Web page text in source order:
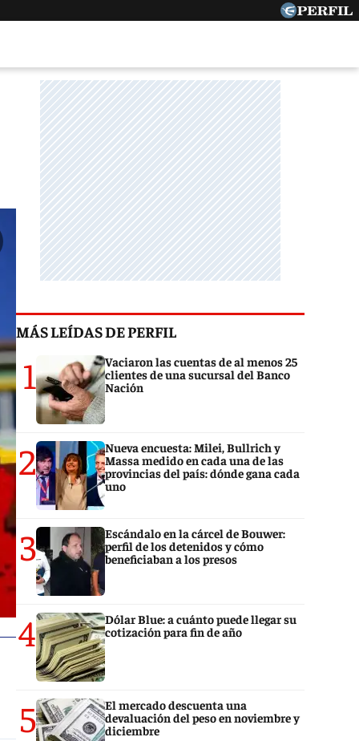
MÁS LEÍDAS DE PERFIL
1
Vaciaron las cuentas de al menos 25
clientes de una sucursal del Banco
Nación
2
Nueva encuesta: Milei, Bullrich y
Massa medido en cada una de las
provincias del país: dónde gana cada
uno
3
Escándalo en la cárcel de Bouwer:
perfil de los detenidos y cómo
beneficiaban a los presos
4
Dólar Blue: a cuánto puede llegar su
cotización para fin de año
5
El mercado descuenta una
devaluación del peso en noviembre y
diciembre